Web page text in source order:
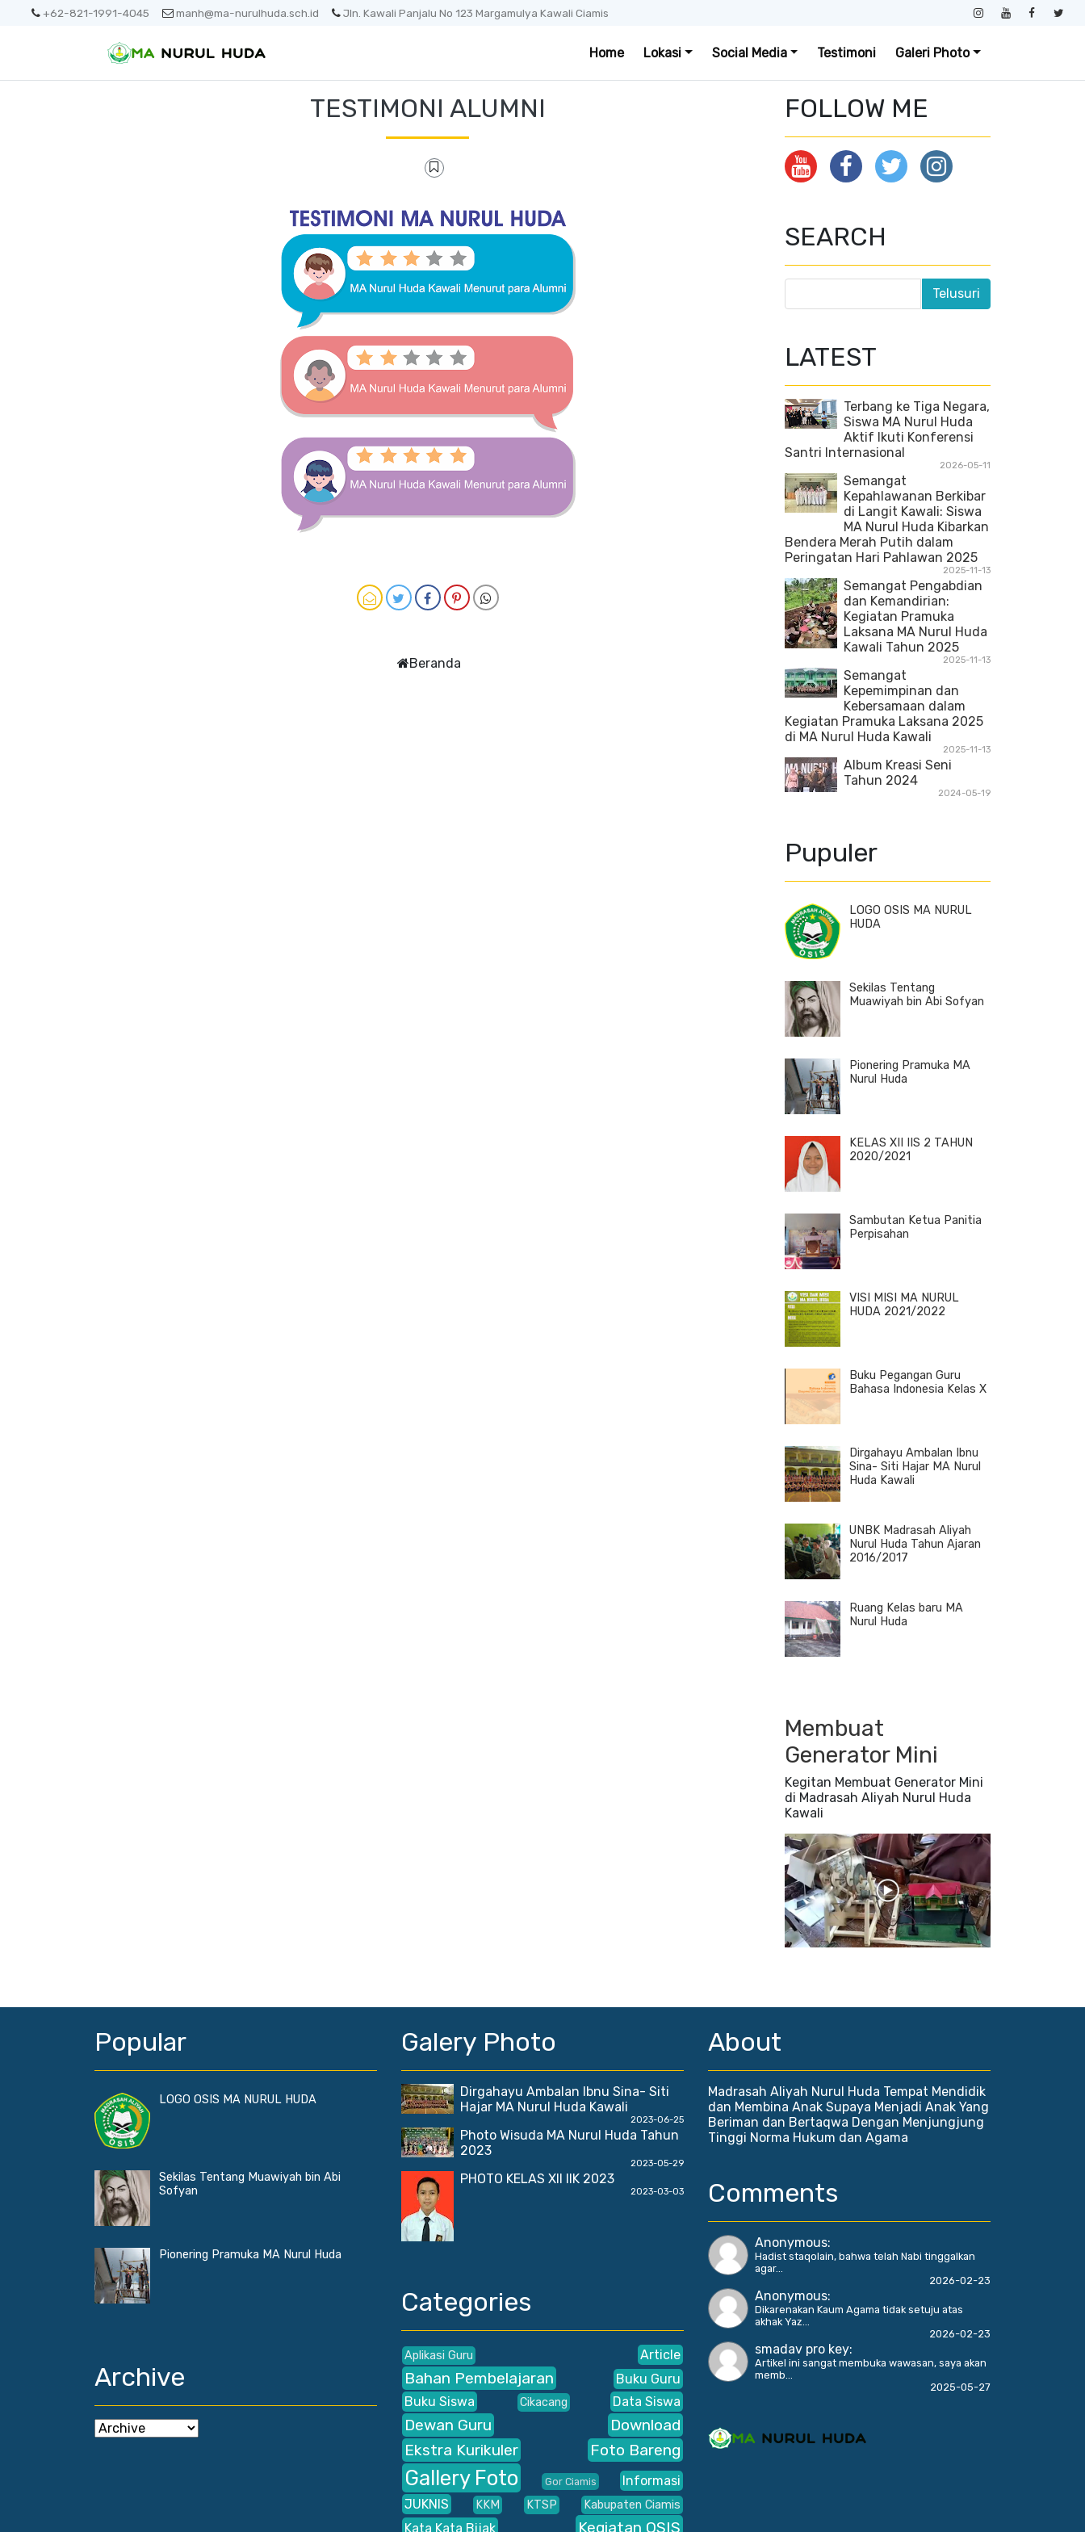
+62-821-1991-4045 manh@ma-nurulhuda.sch.id Jln. Kawali Panjalu No 123 Margamulya Kawali Ciamis
Home Lokasi Social Media Testimoni Galeri Photo
TESTIMONI ALUMNI
Beranda
FOLLOW ME
SEARCH
LATEST
Terbang ke Tiga Negara,
Siswa MA Nurul Huda
Aktif Ikuti Konferensi
Santri Internasional
2026-05-11
Semangat
Kepahlawanan Berkibar
di Langit Kawali: Siswa
MA Nurul Huda Kibarkan
Bendera Merah Putih dalam
Peringatan Hari Pahlawan 2025
2025-11-13
Semangat Pengabdian
dan Kemandirian:
Kegiatan Pramuka
Laksana MA Nurul Huda
Kawali Tahun 2025
2025-11-13
Semangat
Kepemimpinan dan
Kebersamaan dalam
Kegiatan Pramuka Laksana 2025
di MA Nurul Huda Kawali
2025-11-13
Album Kreasi Seni
Tahun 2024
2024-05-19
Pupuler
LOGO OSIS MA NURUL
HUDA
Sekilas Tentang
Muawiyah bin Abi Sofyan
Pionering Pramuka MA
Nurul Huda
KELAS XII IIS 2 TAHUN
2020/2021
Sambutan Ketua Panitia
Perpisahan
VISI MISI MA NURUL
HUDA 2021/2022
Buku Pegangan Guru
Bahasa Indonesia Kelas X
Dirgahayu Ambalan Ibnu
Sina- Siti Hajar MA Nurul
Huda Kawali
UNBK Madrasah Aliyah
Nurul Huda Tahun Ajaran
2016/2017
Ruang Kelas baru MA
Nurul Huda
Membuat
Generator Mini
Kegitan Membuat Generator Mini
di Madrasah Aliyah Nurul Huda
Kawali
Popular
LOGO OSIS MA NURUL HUDA
Sekilas Tentang Muawiyah bin Abi
Sofyan
Pionering Pramuka MA Nurul Huda
Archive
Galery Photo
Dirgahayu Ambalan Ibnu Sina- Siti
Hajar MA Nurul Huda Kawali
2023-06-25
Photo Wisuda MA Nurul Huda Tahun
2023
2023-05-29
PHOTO KELAS XII IIK 2023
2023-03-03
Categories
Aplikasi Guru Article
Bahan Pembelajaran
Buku Guru
Buku Siswa
Cikacang Data Siswa
Dewan Guru
Download
Ekstra Kurikuler
Foto Bareng
Gallery Foto Gor Ciamis
Informasi
JUKNIS
KKM KTSP Kabupaten Ciamis
Kata Kata Bijak Kegiatan OSIS
About
Madrasah Aliyah Nurul Huda Tempat Mendidik
dan Membina Anak Supaya Menjadi Anak Yang
Beriman dan Bertaqwa Dengan Menjungjung
Tinggi Norma Hukum dan Agama
Comments
Anonymous:
Hadist staqolain, bahwa telah Nabi tinggalkan
agar...
2026-02-23
Anonymous:
Dikarenakan Kaum Agama tidak setuju atas
akhak Yaz...
2026-02-23
smadav pro key:
Artikel ini sangat membuka wawasan, saya akan
memb...
2025-05-27